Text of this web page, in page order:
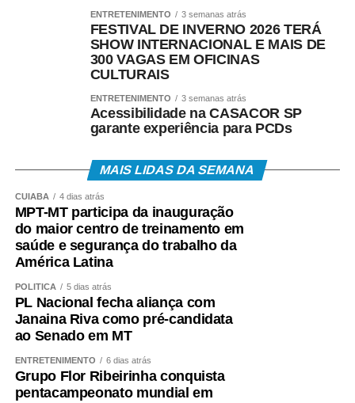
Os trabalhadores podem verificar informações sobre
valor, data e habilitação pelos seguintes canais:
• Aplicativo Carteira de Trabalho Digital;
• Portal Gov.br;
• Telefone 158 (Ministério do Trabalho);
• Aplicativos Caixa Tem e Benefícios Sociais Caixa;
• Atendimento Caixa ao Cidadão: 0800-726-0207.
A expectativa é que, em 2026, cerca de 22,2 milhões
de trabalhadores recebam o abono salarial.
ENTRETENIMENTO 3 semanas atrás
FESTIVAL DE INVERNO 2026 TERÁ
SHOW INTERNACIONAL E MAIS DE
300 VAGAS EM OFICINAS
CULTURAIS
ENTRETENIMENTO 3 semanas atrás
Acessibilidade na CASACOR SP
garante experiência para PCDs
MAIS LIDAS DA SEMANA
CUIABÁ 4 dias atrás
MPT-MT participa da inauguração
do maior centro de treinamento em
saúde e segurança do trabalho da
América Latina
POLÍTICA 5 dias atrás
PL Nacional fecha aliança com
Janaina Riva como pré-candidata
ao Senado em MT
ENTRETENIMENTO 6 dias atrás
Grupo Flor Ribeirinha conquista
pentacampeonato mundial em